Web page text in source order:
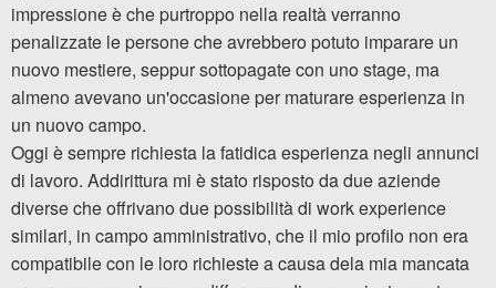
impressione è che purtroppo nella realtà verranno
penalizzate le persone che avrebbero potuto imparare un
nuovo mestiere, seppur sottopagate con uno stage, ma
almeno avevano un'occasione per maturare esperienza in
un nuovo campo.
Oggi è sempre richiesta la fatidica esperienza negli annunci
di lavoro. Addirittura mi è stato risposto da due aziende
diverse che offrivano due possibilità di work experience
similari, in campo amministrativo, che il mio profilo non era
compatibile con le loro richieste a causa dela mia mancata